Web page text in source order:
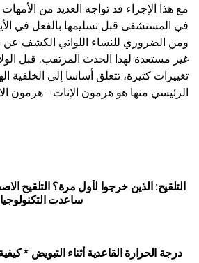
مع هذا الإجراء قد تواجه العديد من الأمهات
في المستشفى قبل تسليمها بالفعل في
ومن الضروري للنساء اللواتي الكشف
غير مستعدة لهذا الحدث المرتقب. قبل
تغييرات كثيرة، تتعلق أساسا إلى الخلفية
الرئيسي منها هو هرمون الإناث - هرمون
التلقيح: الذين خرجوا لأول مرة؟ التلقيح
ساعدت التكنولوجيا
درجة الحرارة القاعدية أثناء التبويض *